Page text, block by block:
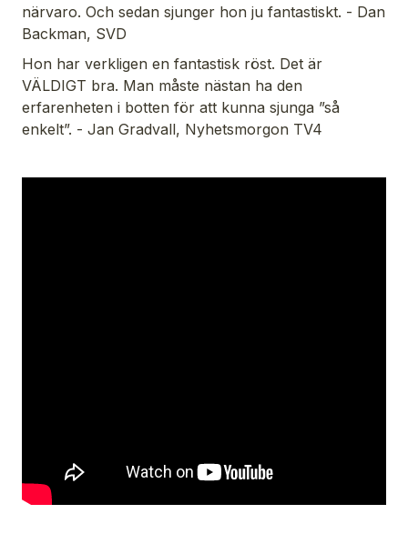
närvaro. Och sedan sjunger hon ju fantastiskt. - Dan
Backman, SVD
Hon har verkligen en fantastisk röst. Det är
VÄLDIGT bra. Man måste nästan ha den
erfarenheten i botten för att kunna sjunga ”så
enkelt”. - Jan Gradvall, Nyhetsmorgon TV4